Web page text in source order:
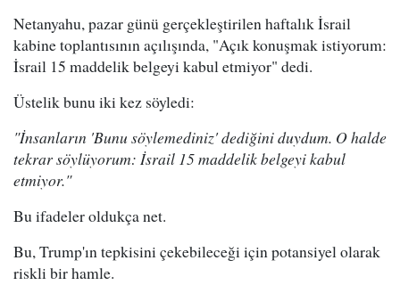
Netanyahu, pazar günü gerçekleştirilen haftalık İsrail
kabine toplantısının açılışında, "Açık konuşmak istiyorum:
İsrail 15 maddelik belgeyi kabul etmiyor" dedi.
Üstelik bunu iki kez söyledi:
"İnsanların 'Bunu söylemediniz' dediğini duydum. O halde
tekrar söylüyorum: İsrail 15 maddelik belgeyi kabul
etmiyor."
Bu ifadeler oldukça net.
Bu, Trump'ın tepkisini çekebileceği için potansiyel olarak
riskli bir hamle.